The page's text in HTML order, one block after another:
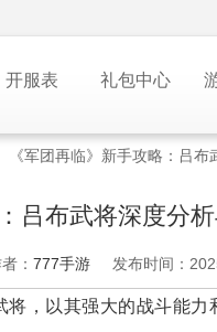
开服表 礼包中心
《军团再临》新手攻略：吕
吕布武将深度分
： 777手游 发布时间：
，以其强大的战斗能